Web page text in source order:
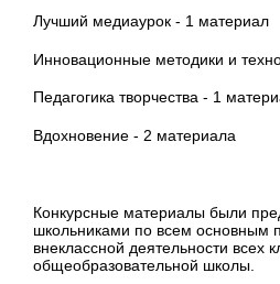
Лучший медиаурок - 1 материал
Инновационные методики и
Педагогика творчества - 1
Вдохновение - 2 материала
Конкурсные материалы были
школьниками по всем основным
внеклассной деятельности всех
общеобразовательной школы.